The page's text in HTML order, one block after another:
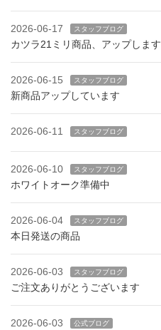
2026-06-17 スタッフブログ
カツラ21ミリ商品、アップします
2026-06-15 スタッフブログ
新商品アップしています
2026-06-11 スタッフブログ
2026-06-10 スタッフブログ
ホワイトオーク準備中
2026-06-04 スタッフブログ
本日発送の商品
2026-06-03 スタッフブログ
ご注文ありがとうございます
2026-06-03 公式ブログ